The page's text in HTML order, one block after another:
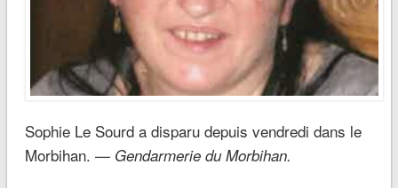
Sophie Le Sourd a disparu depuis vendredi dans le
Morbihan. — Gendarmerie du Morbihan.